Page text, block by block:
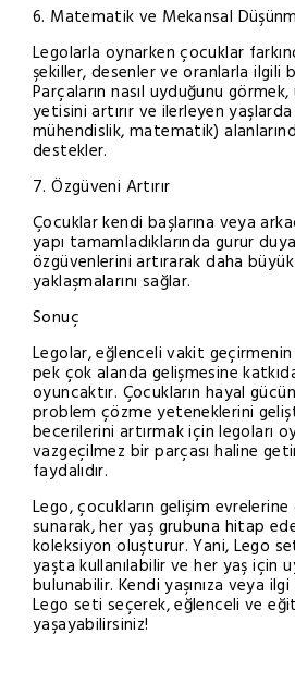
6. Matematik ve Mekansal
Legolarla oynarken çocuklar
şekiller, desenler ve oranlarla ilgili
Parçaların nasıl uyduğunu
yetisini artırır ve ilerleyen
mühendislik, matematik)
destekler.
7. Özgüveni Artırır
Çocuklar kendi başlarına veya
yapı tamamladıklarında gurur
özgüvenlerini artırarak daha
yaklaşmalarını sağlar.
Sonuç
Legolar, eğlenceli vakit
pek çok alanda gelişmesine
oyuncaktır. Çocukların hayal
problem çözme yeteneklerini
becerilerini artırmak için legoları
vazgeçilmez bir parçası haline
faydalıdır.
Lego, çocukların gelişim
sunarak, her yaş grubuna hitap
koleksiyon oluşturur. Yani, Lego
yaşta kullanılabilir ve her yaş için
bulunabilir. Kendi yaşınıza veya ilgi
Lego seti seçerek, eğlenceli ve
yaşayabilirsiniz!